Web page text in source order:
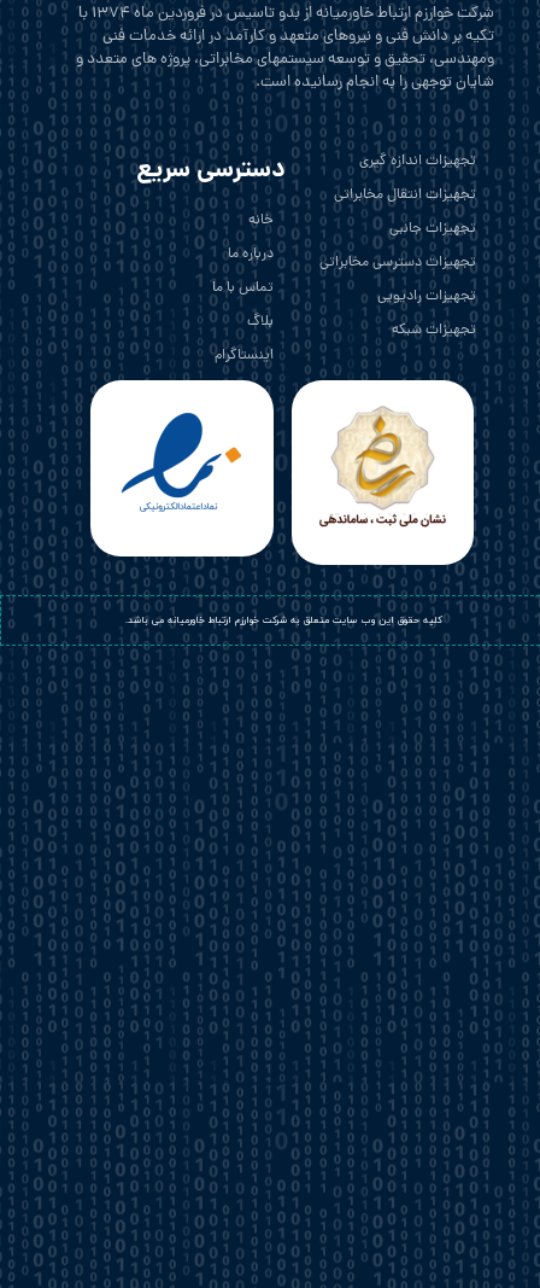
​کلیه حقوق این وب سایت متعلق به شرکت خوارزم ارتباط خاورمیانه می باشد.
شرکت خوارزم ارتباط خاورمیانه از بدو تاسیس در فروردین ماه 1374 با
تکیه بر دانش فنی و نیروهای متعهد و کارآمد در ارائه خدمات فنی
ومهندسی، تحقیق و توسعه سیستمهای مخابراتی، پروژه های متعدد و
شایان توجهی را به انجام رسانیده است.
دسترسی سریع
تجهیزات اندازه گیری
تجهیزات انتقال مخابراتی
تجهیزات جانبی
تجهیزات دسترسی مخابراتی
تجهیزات رادیویی
تجهیزات شبکه
خانه
درباره ما
تماس با ما
بلاگ
اینستاگرام